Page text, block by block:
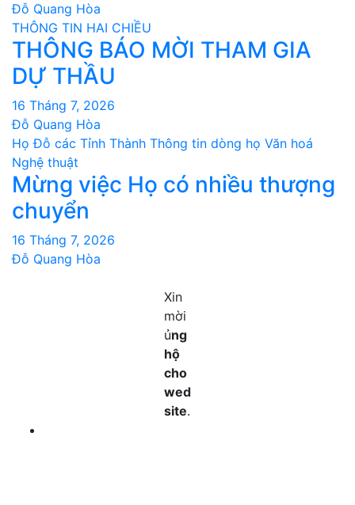
Đỗ Quang Hòa
THÔNG TIN HAI CHIỀU
THÔNG BÁO MỜI THAM GIA
DỰ THẦU
16 Tháng 7, 2026
Đỗ Quang Hòa
Họ Đỗ các Tỉnh Thành Thông tin dòng họ Văn hoá
Nghệ thuật
Mừng việc Họ có nhiều thượng
chuyển
16 Tháng 7, 2026
Đỗ Quang Hòa
Xin
mời
ủng
hộ
cho
wed
site.